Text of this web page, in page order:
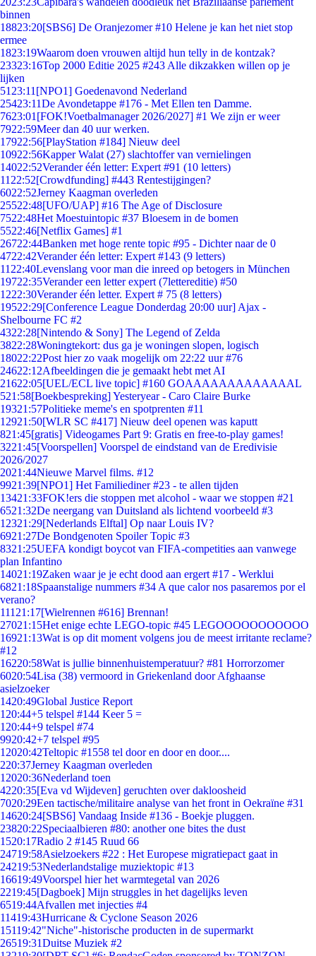
binnen
18823:20[SBS6] De Oranjezomer #10 Helene je kan het niet stop
ermee
1823:19Waarom doen vrouwen altijd hun telly in de kontzak?
23323:16Top 2000 Editie 2025 #243 Alle dikzakken willen op je
lijken
51 23:11 [NPO1] Goedenavond Nederland
25423:11De Avondetappe #176 - Met Ellen ten Damme.
7623:01 [FOK!Voetbalmanager 2026/2027] #1 We zijn er weer
7922:59Meer dan 40 uur werken.
17922:56[PlayStation #184] Nieuw deel
10922:56Kapper Walat (27) slachtoffer van vernielingen
14022:52Verander één letter: Expert #91 (10 letters)
11 22:52[Crowdfunding] #443 Rentestijgingen?
6022:52Jerney Kaagman overleden
25522:48[UFO/UAP] #16 The Age of Disclosure
7522:48Het Moestuintopic #37 Bloesem in de bomen
5522:46[Netflix Games] #1
26722:44Banken met hoge rente topic #95 - Dichter naar de 0
4722:42Verander één letter: Expert #143 (9 letters)
11 22:40Levenslang voor man die inreed op betogers in München
19722:35Verander een letter expert (7lettereditie) #50
1222:30Verander één letter. Expert # 75 (8 letters)
19522:29[Conference League Donderdag 20:00 uur] Ajax -
Shelbourne FC #2
4322:28[Nintendo & Sony] The Legend of Zelda
3822:28Woningtekort: dus ga je woningen slopen, logisch
18022:22Post hier zo vaak mogelijk om 22:22 uur #76
24622:12Afbeeldingen die je gemaakt hebt met AI
21622:05[UEL/ECL live topic] #160 GOAAAAAAAAAAAAAL
521:58[Boekbespreking] Yesteryear - Caro Claire Burke
19321:57Politieke meme's en spotprenten #11
12921:50[WLR SC #417] Nieuw deel openen was kaputt
821:45[gratis] Videogames Part 9: Gratis en free-to-play games!
3221:45[Voorspellen] Voorspel de eindstand van de Eredivisie
2026/2027
2021:44Nieuwe Marvel films. #12
9921:39[NPO1] Het Familiediner #23 - te allen tijden
13421:33FOK!ers die stoppen met alcohol - waar we stoppen #21
6521:32De neergang van Duitsland als lichtend voorbeeld #3
12321:29[Nederlands Elftal] Op naar Louis IV?
6921:27De Bondgenoten Spoiler Topic #3
8321:25UEFA kondigt boycot van FIFA-competities aan vanwege
plan Infantino
14021:19Zaken waar je je echt dood aan ergert #17 - Werklui
6821:18Spaanstalige nummers #34 A que calor nos pasaremos por el
verano?
111 21:17[Wielrennen #616] Brennan!
27021:15Het enige echte LEGO-topic #45 LEGOOOOOOOOOOO
16921:13Wat is op dit moment volgens jou de meest irritante reclame?
#12
16220:58Wat is jullie binnenhuistemperatuur? #81 Horrorzomer
6020:54Lisa (38) vermoord in Griekenland door Afghaanse
asielzoeker
1420:49Global Justice Report
1 20:44+5 telspel #144 Keer 5 =
1 20:44+9 telspel #74
9920:42+7 telspel #95
12020:42Teltopic #1558 tel door en door en door....
220:37Jerney Kaagman overleden
12020:36Nederland toen
4220:35[Eva vd Wijdeven] geruchten over dakloosheid
7020:29Een tactische/militaire analyse van het front in Oekraïne #31
14620:24[SBS6] Vandaag Inside #136 - Boekje pluggen.
23820:22Speciaalbieren #80: another one bites the dust
1520:17Radio 2 #145 Ruud 66
24719:58Asielzoekers #22 : Het Europese migratiepact gaat in
24219:53Nederlandstalige muziektopic #13
16619:49Voorspel hier het warmtegetal van 2026
2219:45[Dagboek] Mijn struggles in het dagelijks leven
6519:44Afvallen met injecties #4
11419:43Hurricane & Cyclone Season 2026
15119:42"Niche"-historische producten in de supermarkt
26519:31Duitse Muziek #2